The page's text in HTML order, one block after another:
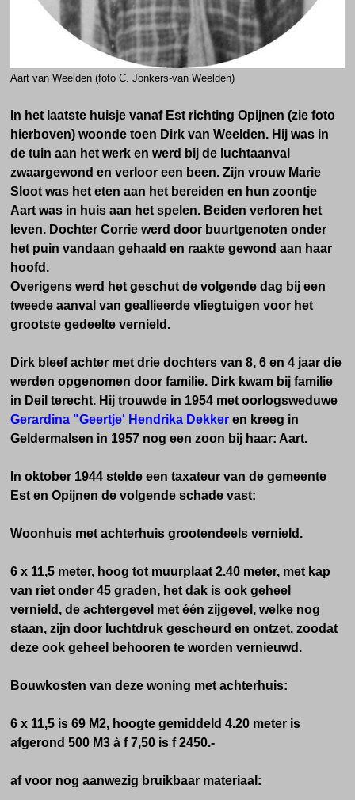
Aart van Weelden (foto C. Jonkers-van Weelden)
In het laatste huisje vanaf Est richting Opijnen (zie foto
hierboven) woonde toen Dirk van Weelden. Hij was in
de tuin aan het werk en werd bij de luchtaanval
zwaargewond en verloor een been. Zijn vrouw Marie
Sloot was het eten aan het bereiden en hun zoontje
Aart was in huis aan het spelen. Beiden verloren het
leven. Dochter Corrie werd door buurtgenoten onder
het puin vandaan gehaald en raakte gewond aan haar
hoofd.
Overigens werd het geschut de volgende dag bij een
tweede aanval van geallieerde vliegtuigen voor het
grootste gedeelte vernield.
Dirk bleef achter met drie dochters van 8, 6 en 4 jaar die
werden opgenomen door familie. Dirk kwam bij familie
in Deil terecht. Hij trouwde in 1954 met oorlogsweduwe
Gerardina "Geertje' Hendrika Dekker en kreeg in
Geldermalsen in 1957 nog een zoon bij haar: Aart.
In oktober 1944 stelde een taxateur van de gemeente
Est en Opijnen de volgende schade vast:
Woonhuis met achterhuis grootendeels vernield.
6 x 11,5 meter, hoog tot muurplaat 2.40 meter, met kap
van riet onder 45 graden, het dak is ook geheel
vernield, de achtergevel met één zijgevel, welke nog
staan, zijn door luchtdruk gescheurd en ontzet, zoodat
deze ook geheel behooren te worden vernieuwd.
Bouwkosten van deze woning met achterhuis:
6 x 11,5 is 69 M2, hoogte gemiddeld 4.20 meter is
afgerond 500 M3 à f 7,50 is f 2450.-
af voor nog aanwezig bruikbaar materiaal: